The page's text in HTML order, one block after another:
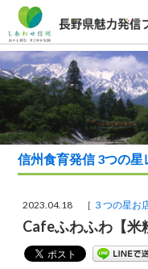
信州食育発信 3つの星
2023.04.18 ［ ３つの星お
Cafeふわふわ【米